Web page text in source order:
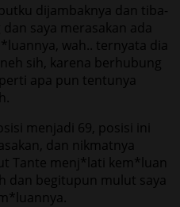
dijambaknya dan tiba-
saya merasakan ada
wah.. ternyata dia
sih, karena berhubung
apa pun tentunya
menjadi 69, posisi ini
dan nikmatnya
Tante menj*lati kem*luan
dan begitupun mulut saya